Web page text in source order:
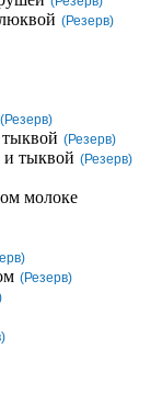
(Резерв)
(Резерв)
(Резерв)
и тыквой (Резерв)
молоке
(Резерв)